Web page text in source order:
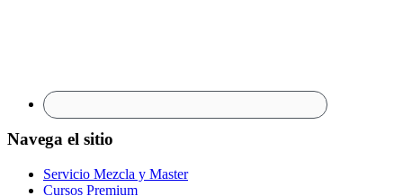
Navega el sitio
Servicio Mezcla y Master
Cursos Premium